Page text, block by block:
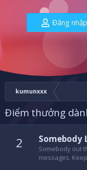
Đăng nhập
kumunxxx
Điểm thưởng
2 Somebody
Somebody out
messages.